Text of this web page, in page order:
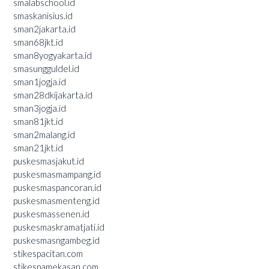
smalabschool.id
smaskanisius.id
sman2jakarta.id
sman68jkt.id
sman8yogyakarta.id
smasungguldel.id
sman1jogja.id
sman28dkijakarta.id
sman3jogja.id
sman81jkt.id
sman2malang.id
sman21jkt.id
puskesmasjakut.id
puskesmasmampang.id
puskesmaspancoran.id
puskesmasmenteng.id
puskesmassenen.id
puskesmaskramatjati.id
puskesmasngambeg.id
stikespacitan.com
stikespamekasan.com